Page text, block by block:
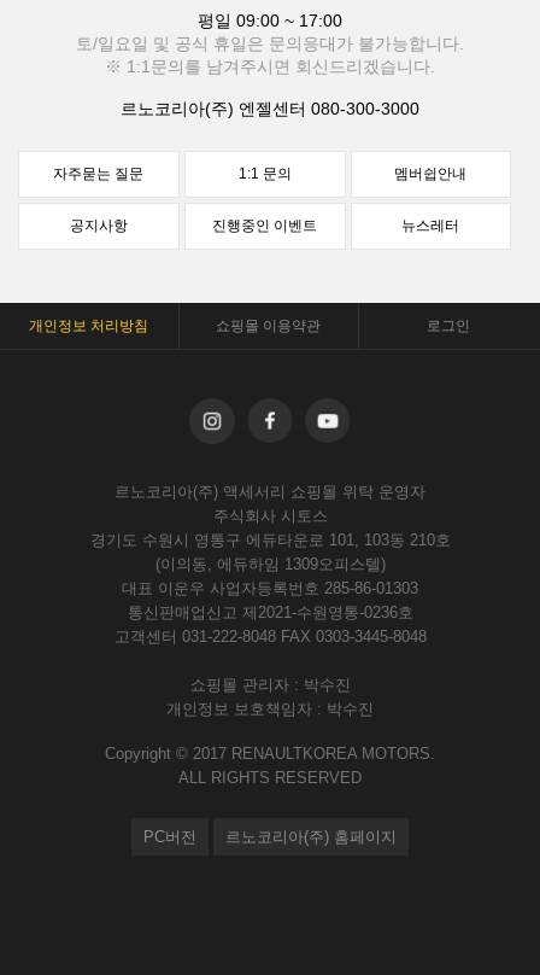
평일 09:00 ~ 17:00
토/일요일 및 공식 휴일은 문의응대가 불가능합니다.
※ 1:1문의를 남겨주시면 회신드리겠습니다.
르노코리아(주) 엔젤센터 080-300-3000
자주묻는 질문 1:1 문의 멤버쉽안내
공지사항 진행중인 이벤트 뉴스레터
개인정보 처리방침 쇼핑몰 이용약관 로그인
르노코리아(주) 액세서리 쇼핑몰 위탁 운영자
주식회사 시토스
경기도 수원시 영통구 에듀타운로 101, 103동 210호
(이의동, 에듀하임 1309오피스텔)
대표 이운우 사업자등록번호 285-86-01303
통신판매업신고 제2021-수원영통-0236호
고객센터 031-222-8048 FAX 0303-3445-8048
쇼핑몰 관리자 : 박수진
개인정보 보호책임자 : 박수진
Copyright © 2017 RENAULTKOREA MOTORS.
ALL RIGHTS RESERVED
PC버전 르노코리아(주) 홈페이지